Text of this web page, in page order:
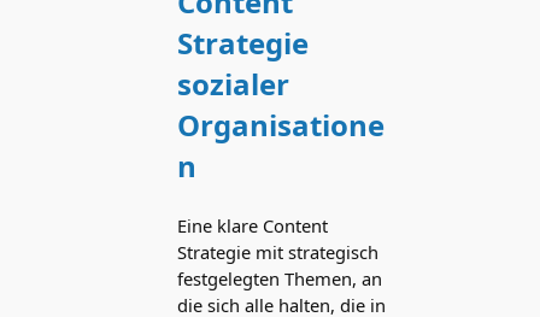
Strategie
sozialer
Organisatione
n
Eine klare Content
Strategie mit strategisch
festgelegten Themen, an
die sich alle halten, die in